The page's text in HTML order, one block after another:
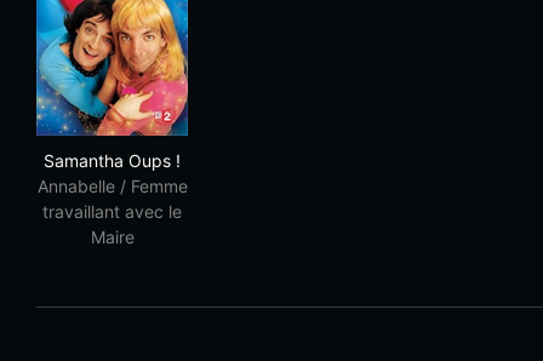
Samantha Oups !
Annabelle / Femme
travaillant avec le
Maire